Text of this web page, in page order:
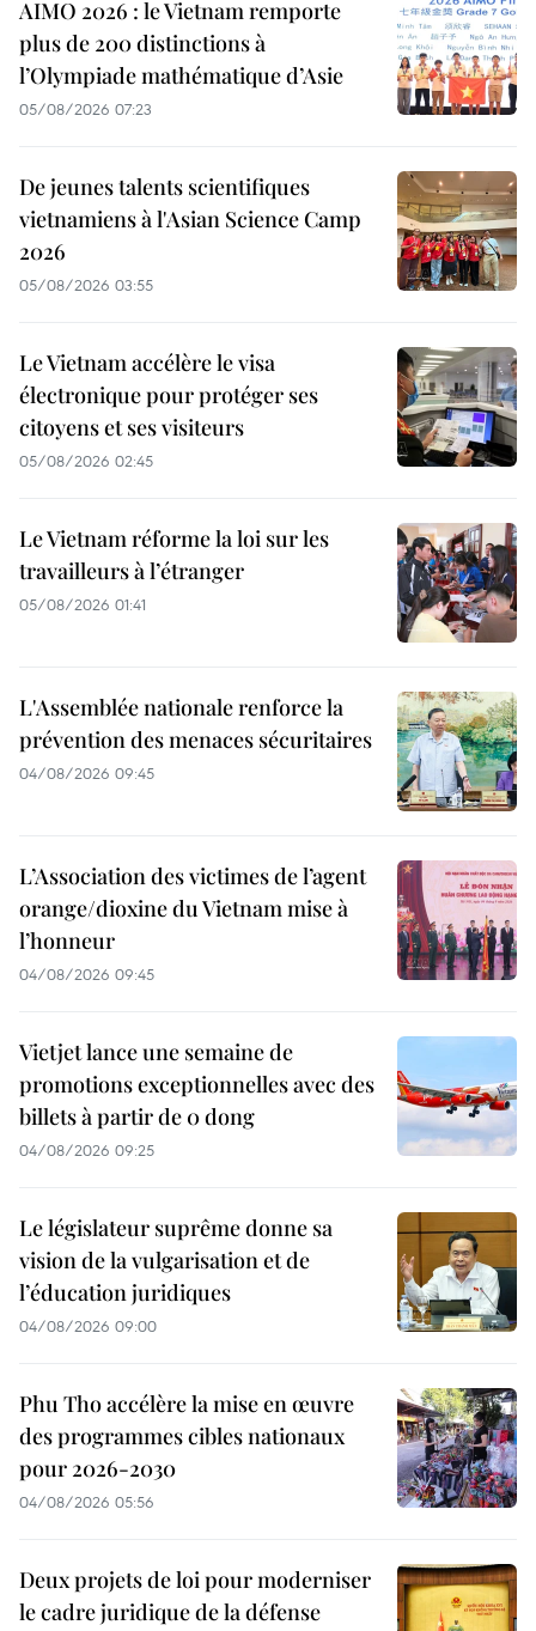
AIMO 2026 : le Vietnam remporte
plus de 200 distinctions à
l’Olympiade mathématique d’Asie
05/08/2026 07:23
De jeunes talents scientifiques
vietnamiens à l'Asian Science Camp
2026
05/08/2026 03:55
Le Vietnam accélère le visa
électronique pour protéger ses
citoyens et ses visiteurs
05/08/2026 02:45
Le Vietnam réforme la loi sur les
travailleurs à l’étranger
05/08/2026 01:41
L'Assemblée nationale renforce la
prévention des menaces sécuritaires
04/08/2026 09:45
L’Association des victimes de l’agent
orange/dioxine du Vietnam mise à
l’honneur
04/08/2026 09:45
Vietjet lance une semaine de
promotions exceptionnelles avec des
billets à partir de 0 dong
04/08/2026 09:25
Le législateur suprême donne sa
vision de la vulgarisation et de
l’éducation juridiques
04/08/2026 09:00
Phu Tho accélère la mise en œuvre
des programmes cibles nationaux
pour 2026-2030
04/08/2026 05:56
Deux projets de loi pour moderniser
le cadre juridique de la défense